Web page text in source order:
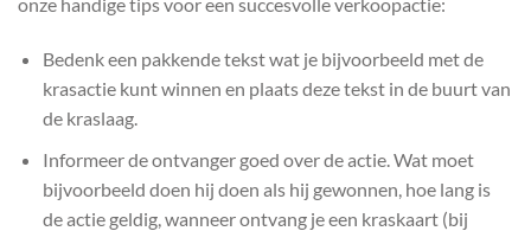
onze handige tips voor een succesvolle verkoopactie:
Bedenk een pakkende tekst wat je bijvoorbeeld met de
krasactie kunt winnen en plaats deze tekst in de buurt van
de kraslaag.
Informeer de ontvanger goed over de actie. Wat moet
bijvoorbeeld doen hij doen als hij gewonnen, hoe lang is
de actie geldig, wanneer ontvang je een kraskaart (bij